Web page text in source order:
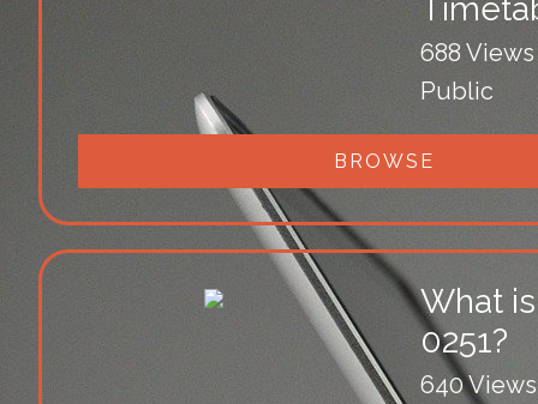
688 Views
Public
BROWSE
What
0251?
640 Views